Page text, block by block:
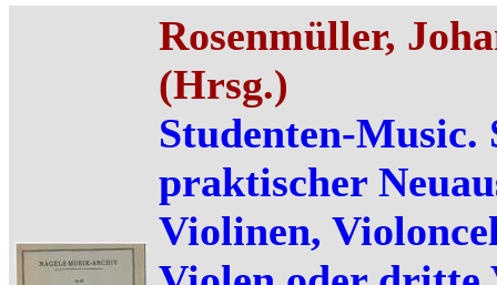
Rosenmüller,
(Hrsg.)
Studenten-
praktischer
Violinen,